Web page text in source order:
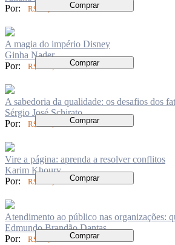
Por:
R$ 97,00 Comprar
A magia do império Disney
Ginha Nader
Por:
R$ 126,00 Comprar
A sabedoria da qualidade: os desafios dos
Sérgio José Schirato
Por:
R$ 104,00 Comprar
Vire a página: aprenda a resolver conflitos
Karim Khoury
Por:
R$ 104,00 Comprar
Atendimento ao público nas organizações:
Edmundo Brandão Dantas
Por:
R$ 84,00 Comprar